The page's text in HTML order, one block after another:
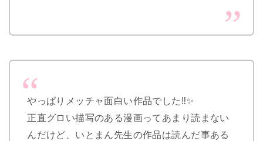
やっぱりメッチャ面白い作品でした‼️✨
正直グロい描写のある漫画ってあまり読まない
んだけど、いとまん先生の作品は読んだ事ある